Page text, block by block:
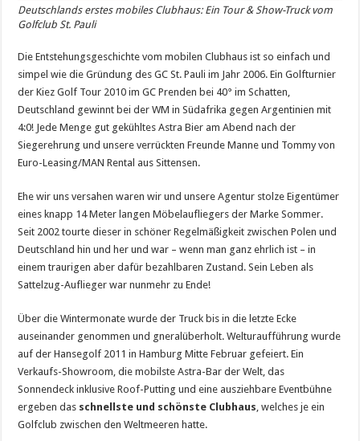
Deutschlands erstes mobiles Clubhaus: Ein Tour & Show-Truck vom
Golfclub St. Pauli
Die Entstehungsgeschichte vom mobilen Clubhaus ist so einfach und
simpel wie die Gründung des GC St. Pauli im Jahr 2006. Ein Golfturnier
der Kiez Golf Tour 2010 im GC Prenden bei 40° im Schatten,
Deutschland gewinnt bei der WM in Südafrika gegen Argentinien mit
4:0! Jede Menge gut gekühltes Astra Bier am Abend nach der
Siegerehrung und unsere verrückten Freunde Manne und Tommy von
Euro-Leasing/MAN Rental aus Sittensen.
Ehe wir uns versahen waren wir und unsere Agentur stolze Eigentümer
eines knapp 14 Meter langen Möbelaufliegers der Marke Sommer.
Seit 2002 tourte dieser in schöner Regelmäßigkeit zwischen Polen und
Deutschland hin und her und war – wenn man ganz ehrlich ist – in
einem traurigen aber dafür bezahlbaren Zustand. Sein Leben als
Sattelzug-Auflieger war nunmehr zu Ende!
Über die Wintermonate wurde der Truck bis in die letzte Ecke
auseinander genommen und gneralüberholt. Welturaufführung wurde
auf der Hansegolf 2011 in Hamburg Mitte Februar gefeiert. Ein
Verkaufs-Showroom, die mobilste Astra-Bar der Welt, das
Sonnendeck inklusive Roof-Putting und eine ausziehbare Eventbühne
ergeben das schnellste und schönste Clubhaus, welches je ein
Golfclub zwischen den Weltmeeren hatte.